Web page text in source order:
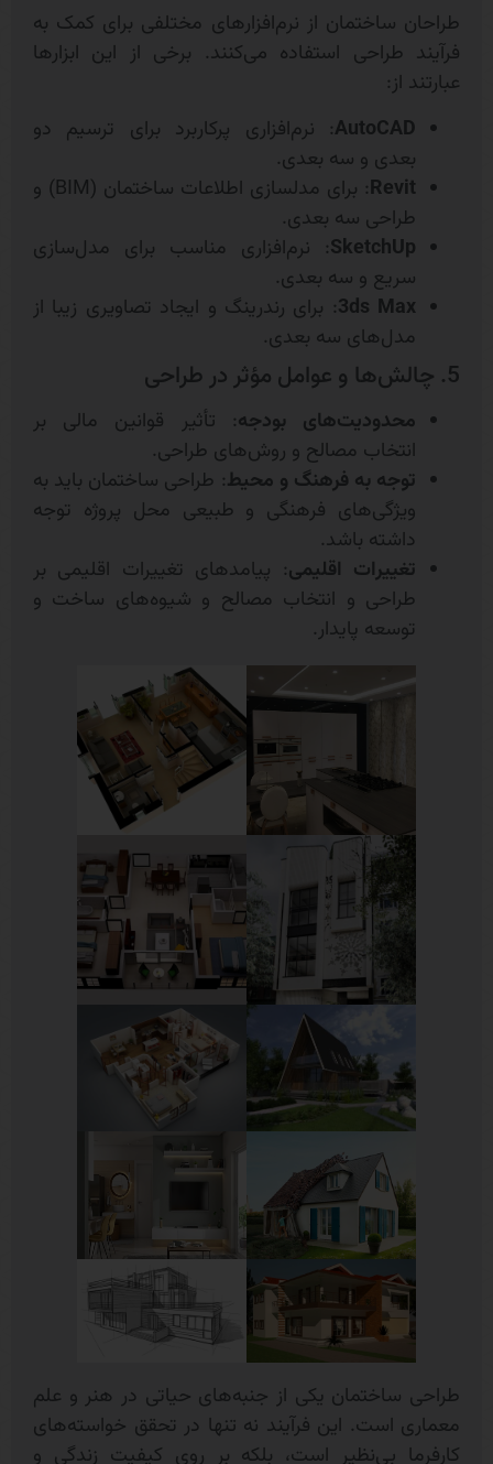
طراحان ساختمان از نرم‌افزارهای مختلفی برای کمک به
فرآیند طراحی استفاده می‌کنند. برخی از این ابزارها
عبارتند از:
AutoCAD: نرم‌افزاری پرکاربرد برای ترسیم دو
بعدی و سه بعدی.
Revit
: برای مدلسازی اطلاعات ساختمان (BIM) و
طراحی سه بعدی.
SketchUp: نرم‌افزاری مناسب برای مدل‌سازی
سریع و سه بعدی.
3ds Max: برای رندرینگ و ایجاد تصاویری زیبا از
مدل‌های سه بعدی.
5. چالش‌ها و عوامل مؤثر در طراحی
محدودیت‌های بودجه: تأثیر قوانین مالی بر
انتخاب مصالح و روش‌های طراحی.
توجه به فرهنگ و محیط: طراحی ساختمان باید به
ویژگی‌های فرهنگی و طبیعی محل پروژه توجه
داشته باشد.
تغییرات اقلیمی: پیامدهای تغییرات اقلیمی بر
طراحی و انتخاب مصالح و شیوه‌های ساخت و
توسعه پایدار.
طراحی ساختمان یکی از جنبه‌های حیاتی در هنر و علم
معماری است. این فرآیند نه تنها در تحقق خواسته‌های
کارفرما بی‌نظیر است، بلکه بر روی کیفیت زندگی و